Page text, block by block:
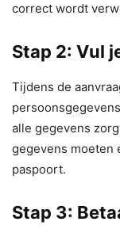
correct wordt
Stap 2: Vul
Tijdens de
alle gegevens
gegevens moeten
paspoort.
Stap 3: